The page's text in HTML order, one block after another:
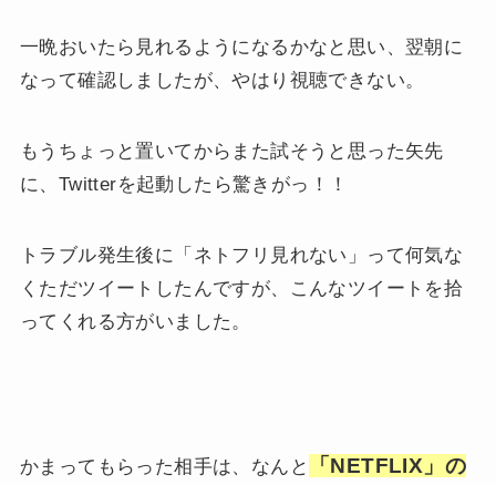
一晩おいたら見れるようになるかなと思い、翌朝に
なって確認しましたが、やはり視聴できない。
もうちょっと置いてからまた試そうと思った矢先
に、Twitterを起動したら驚きがっ！！
トラブル発生後に「ネトフリ見れない」って何気な
くただツイートしたんですが、こんなツイートを拾
ってくれる方がいました。
かまってもらった相手は、なんと
「NETFLIX」の